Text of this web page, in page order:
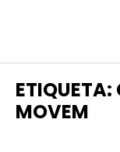
ETIQUETA:
MOVEM